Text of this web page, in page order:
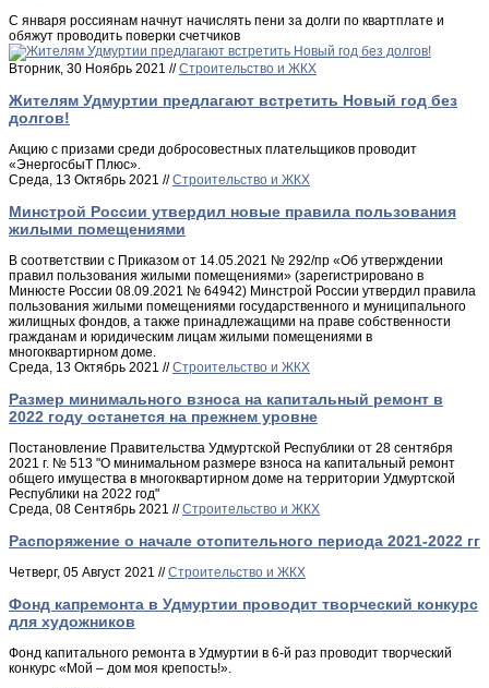
С января россиянам начнут начислять пени за долги по квартплате и
обяжут проводить поверки счетчиков
Вторник, 30 Ноябрь 2021 //Строительство и ЖКХ
Жителям Удмуртии предлагают встретить Новый год без
долгов!
Акцию с призами среди добросовестных плательщиков проводит
«ЭнергосбыТ Плюс».
Среда, 13 Октябрь 2021 //Строительство и ЖКХ
Минстрой России утвердил новые правила пользования
жилыми помещениями
В соответствии с Приказом от 14.05.2021 № 292/пр «Об утверждении
правил пользования жилыми помещениями» (зарегистрировано в
Минюсте России 08.09.2021 № 64942) Минстрой России утвердил правила
пользования жилыми помещениями государственного и муниципального
жилищных фондов, а также принадлежащими на праве собственности
гражданам и юридическим лицам жилыми помещениями в
многоквартирном доме.
Среда, 13 Октябрь 2021 //Строительство и ЖКХ
Размер минимального взноса на капитальный ремонт в
2022 году останется на прежнем уровне
Постановление Правительства Удмуртской Республики от 28 сентября
2021 г. № 513 "О минимальном размере взноса на капитальный ремонт
общего имущества в многоквартирном доме на территории Удмуртской
Республики на 2022 год"
Среда, 08 Сентябрь 2021 //Строительство и ЖКХ
Распоряжение о начале отопительного периода 2021-2022 гг
Четверг, 05 Август 2021 //Строительство и ЖКХ
Фонд капремонта в Удмуртии проводит творческий конкурс
для художников
Фонд капитального ремонта в Удмуртии в 6-й раз проводит творческий
конкурс «Мой – дом моя крепость!».